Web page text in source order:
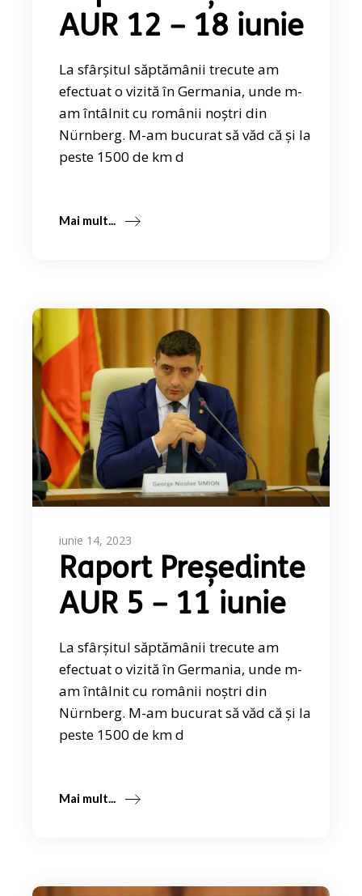
AUR 12 – 18 iunie
La sfârșitul săptămânii trecute am
efectuat o vizită în Germania, unde m-
am întâlnit cu românii noștri din
Nürnberg. M-am bucurat să văd că și la
peste 1500 de km d
Mai mult...
iunie 14, 2023
Raport Președinte
AUR 5 – 11 iunie
La sfârșitul săptămânii trecute am
efectuat o vizită în Germania, unde m-
am întâlnit cu românii noștri din
Nürnberg. M-am bucurat să văd că și la
peste 1500 de km d
Mai mult...